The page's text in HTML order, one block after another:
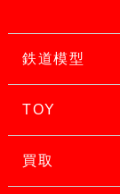
鉄道模型
TOY
買取